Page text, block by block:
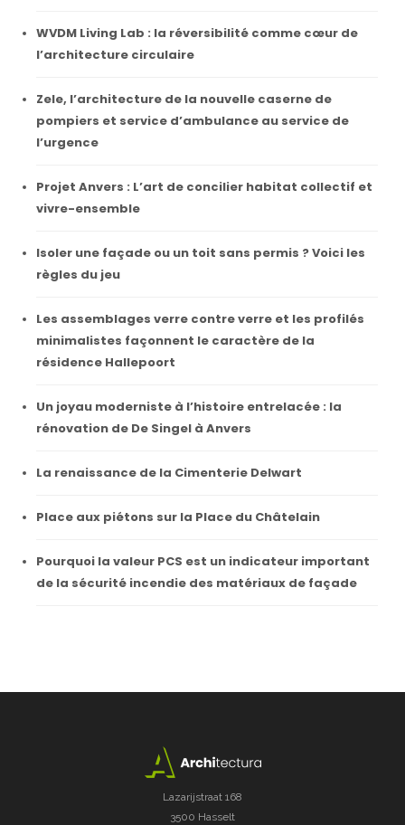
WVDM Living Lab : la réversibilité comme cœur de
l’architecture circulaire
Zele, l’architecture de la nouvelle caserne de
pompiers et service d’ambulance au service de
l’urgence
Projet Anvers : L’art de concilier habitat collectif et
vivre-ensemble
Isoler une façade ou un toit sans permis ? Voici les
règles du jeu
Les assemblages verre contre verre et les profilés
minimalistes façonnent le caractère de la
résidence Hallepoort
Un joyau moderniste à l’histoire entrelacée : la
rénovation de De Singel à Anvers
La renaissance de la Cimenterie Delwart
Place aux piétons sur la Place du Châtelain
Pourquoi la valeur PCS est un indicateur important
de la sécurité incendie des matériaux de façade
Lazarijstraat 168
3500 Hasselt